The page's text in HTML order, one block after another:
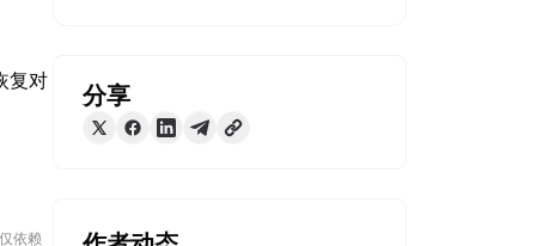
复对
依赖
分享